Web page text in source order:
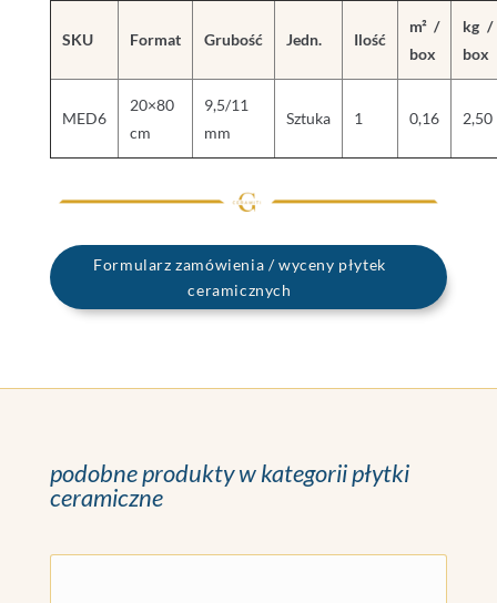
SKU Format Grubość Jedn. Ilość
m² /
box
kg /
box
MED6
20×80
cm
9,5/11
mm
Sztuka 1 0,16 2,50
Formularz zamówienia / wyceny płytek
ceramicznych
podobne produkty w kategorii płytki
ceramiczne